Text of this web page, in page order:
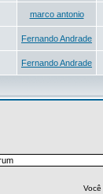
marco antonio
Fernando Andrade
Fernando Andrade
Você